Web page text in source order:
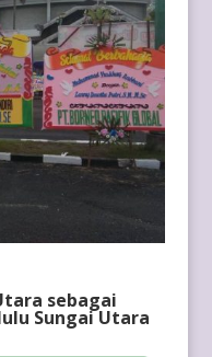
sebagai
Sungai Utara